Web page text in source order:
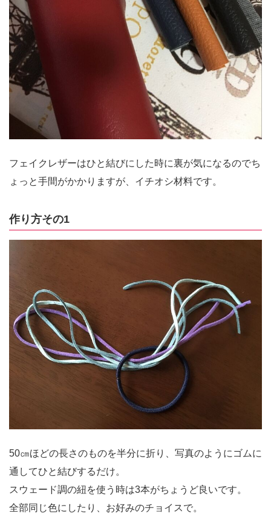
フェイクレザーはひと結びにした時に裏が気になるのでち
ょっと手間がかかりますが、イチオシ材料です。
作り方その1
50㎝ほどの長さのものを半分に折り、写真のようにゴムに
通してひと結びするだけ。
スウェード調の紐を使う時は3本がちょうど良いです。
全部同じ色にしたり、お好みのチョイスで。